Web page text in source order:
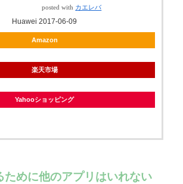
posted with カエレバ
Huawei 2017-06-09
Amazon
楽天市場
Yahooショッピング
ために他のアプリはいれない